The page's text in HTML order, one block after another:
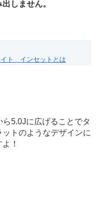
しません。
イト インセットとは
5.0Jに広げることでタ
トのようなデザインに
！